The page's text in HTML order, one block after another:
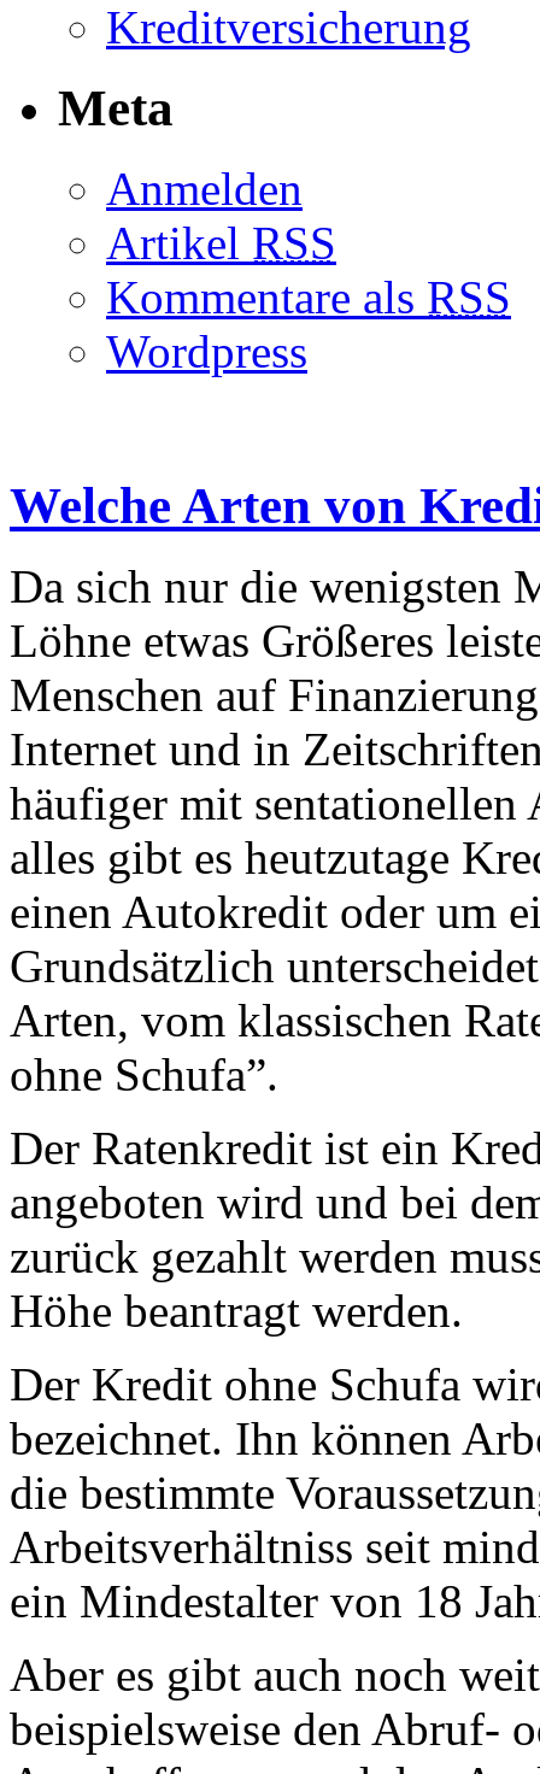
Kreditversicherung
Meta
Anmelden
Artikel RSS
Kommentare als RSS
Wordpress
Welche Arten von
Da sich nur die wenigsten
Löhne etwas Größeres
Menschen auf
Internet und in
häufiger mit sentationellen
alles gibt es heutzutage
einen Autokredit oder um
Grundsätzlich
Arten, vom klassischen
ohne Schufa”.
Der Ratenkredit ist ein
angeboten wird und bei
zurück gezahlt werden
Höhe beantragt werden.
Der Kredit ohne Schufa
bezeichnet. Ihn können
die bestimmte
Arbeitsverhältniss seit
ein Mindestalter von 18
Aber es gibt auch noch
beispielsweise den Abruf-